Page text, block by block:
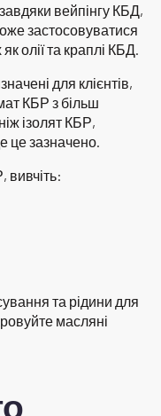
вейпінгу КБД,
застосовуватися
олії та краплі КБД.
для клієнтів,
КБР з більш
ізолят КБР,
це зазначено.
та рідини для
масляні